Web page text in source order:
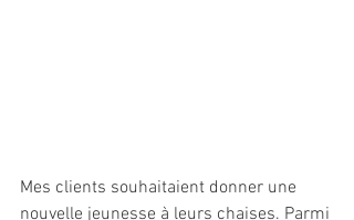
Mes clients souhaitaient donner une
nouvelle jeunesse à leurs chaises. Parmi